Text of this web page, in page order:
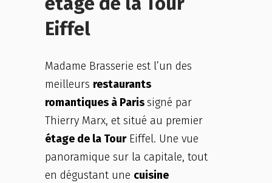
Eiffel
Madame Brasserie est l’un des
meilleurs restaurants
romantiques à Parissigné par
Thierry Marx, et situé au premier
étage de la TourEiffel. Une vue
panoramique sur la capitale, tout
en dégustant une cuisine